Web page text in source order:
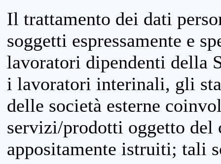
Il trattamento dei dati
soggetti espressamente e
lavoratori dipendenti della
i lavoratori interinali, gli
delle società esterne
servizi/prodotti oggetto
appositamente istruiti; tali